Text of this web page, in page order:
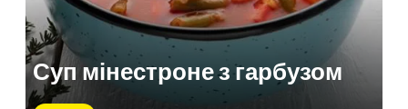
Суп мінестроне з гарбузом